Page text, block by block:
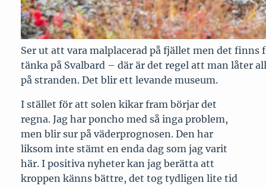
Ser ut att vara malplacerad på fjället men det finns
tänka på Svalbard – där är det regel att man låter
på stranden. Det blir ett levande museum.
I stället för att solen kikar fram börjar det
regna. Jag har poncho med så inga problem,
men blir sur på väderprognosen. Den har
liksom inte stämt en enda dag som jag varit
här. I positiva nyheter kan jag berätta att
kroppen känns bättre, det tog tydligen lite tid